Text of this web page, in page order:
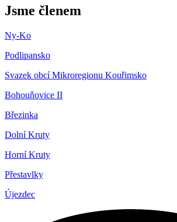
Jsme členem
Ny-Ko
Podlipansko
Svazek obcí Mikroregionu Kouřimsko
Bohouňovice II
Březinka
Dolní Kruty
Horní Kruty
Přestavlky
Újezdec